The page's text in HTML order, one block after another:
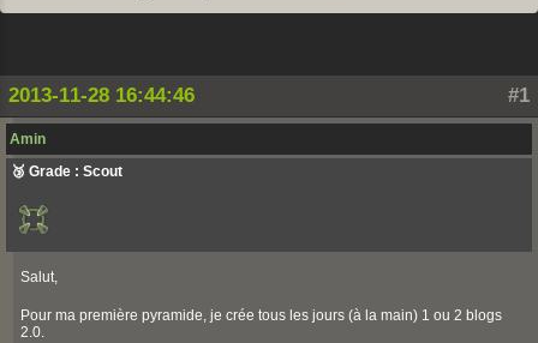
#1
2013-11-28 16:44:46
Amin
🥉 Grade : Scout
Salut,
Pour ma première pyramide, je crée tous les jours (à la main) 1 ou 2 blogs
2.0.